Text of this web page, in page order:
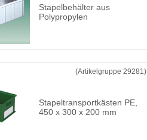
Stapelbehälter aus
Polypropylen
(Artikelgruppe 29281)
Stapeltransportkästen PE,
450 x 300 x 200 mm